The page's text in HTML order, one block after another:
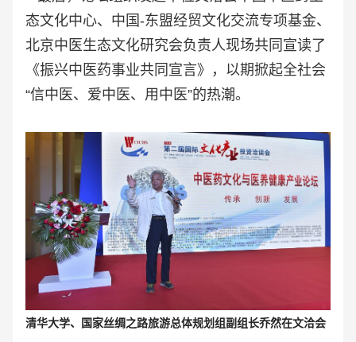
态文化中心、中国-东盟经贸文化交流专项基金、
北京中医生态文化研究会负责人现场共同宣读了
《振兴中医药事业共同宣言》，以期掀起全社会
“信中医、爱中医、用中医”的热潮。
清华大学、国家丝绸之路旅游总体规划组副组长乔然在文洽会